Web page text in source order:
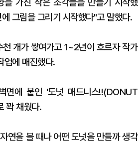
그림을 그리기 시작했다"고 말했다.
개가 쌓여가고 1~2년이 흐르자 작가
업에 매진했다.
면에 붙인 '도넛 매드니스!!(DONUT
꽉 채웠다.
연을 볼 때나 어떤 도넛을 만들까 생각